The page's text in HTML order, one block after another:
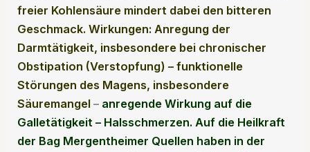
freier Kohlensäure mindert dabei den bitteren
Geschmack. Wirkungen: Anregung der
Darmtätigkeit, insbesondere bei chronischer
Obstipation (Verstopfung) – funktionelle
Störungen des Magens, insbesondere
Säuremangel – anregende Wirkung auf die
Galletätigkeit – Halsschmerzen. Auf die Heilkraft
der Bag Mergentheimer Quellen haben in der